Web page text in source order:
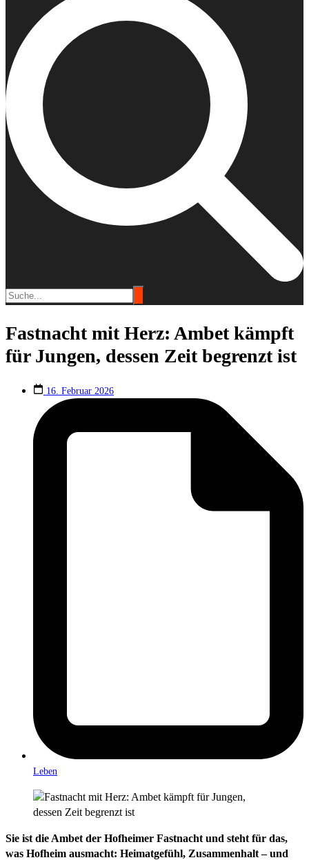
Fastnacht mit Herz: Ambet kämpft
für Jungen, dessen Zeit begrenzt ist
16. Februar 2026
Leben
Sie ist die Ambet der Hofheimer Fastnacht und steht für das,
was Hofheim ausmacht: Heimatgefühl, Zusammenhalt – und